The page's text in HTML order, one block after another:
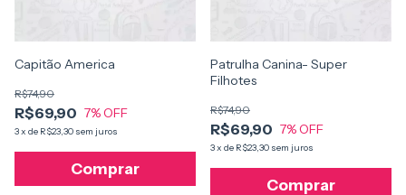
Capitão America
R$69,90
R$74,90
7% OFF
3x de R$23,30 sem juros
Comprar
Patrulha Canina- Super
Filhotes
R$69,90
R$74,90
7% OFF
3x de R$23,30 sem juros
Comprar